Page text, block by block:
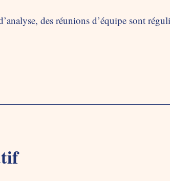
des réunions d’équipe sont